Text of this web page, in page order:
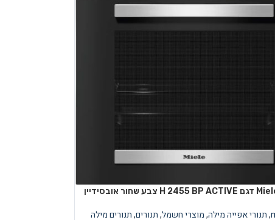
,תנורי אפייה מילה,מוצרי חשמל,תנורים,תנורים מילה